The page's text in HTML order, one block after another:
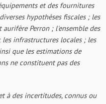
et des fournitures
hypothèses fiscales ; les
Perron ; l'ensemble des
infrastructures locales ; les
que les estimations de
ne constituent pas des
à des incertitudes, connus ou